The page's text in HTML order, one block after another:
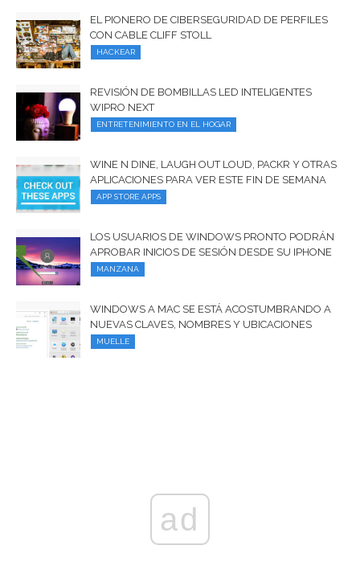
EL PIONERO DE CIBERSEGURIDAD DE PERFILES
CON CABLE CLIFF STOLL
HACKEAR
REVISIÓN DE BOMBILLAS LED INTELIGENTES
WIPRO NEXT
ENTRETENIMIENTO EN EL HOGAR
WINE N DINE, LAUGH OUT LOUD, PACKR Y OTRAS
APLICACIONES PARA VER ESTE FIN DE SEMANA
APP STORE APPS
LOS USUARIOS DE WINDOWS PRONTO PODRÁN
APROBAR INICIOS DE SESIÓN DESDE SU IPHONE
MANZANA
WINDOWS A MAC SE ESTÁ ACOSTUMBRANDO A
NUEVAS CLAVES, NOMBRES Y UBICACIONES
MUELLE
ad